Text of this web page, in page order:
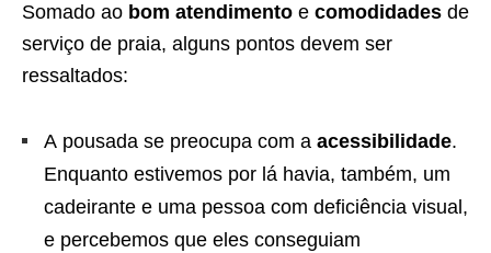
Somado ao bom atendimento e comodidades de
serviço de praia, alguns pontos devem ser
ressaltados:
A pousada se preocupa com a acessibilidade.
Enquanto estivemos por lá havia, também, um
cadeirante e uma pessoa com deficiência visual,
e percebemos que eles conseguiam